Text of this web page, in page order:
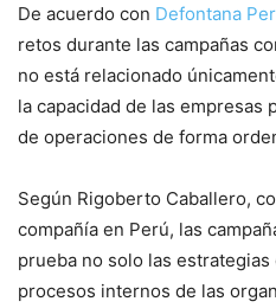
De acuerdo con Defontana
retos durante las campañas
no está relacionado
la capacidad de las empresas
de operaciones de forma
Según Rigoberto Caballero,
compañía en Perú, las
prueba no solo las
procesos internos de las